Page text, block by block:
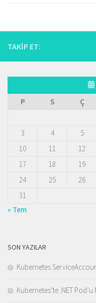
TAKIP ET:
P
S Ç
3
4 5
10
11 12
17
18 19
24
25 26
31
« Tem
SON YAZILAR
Kubernetes
Kubernetes’te .NET Pod’u